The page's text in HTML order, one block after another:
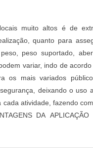
muito altos é de
quanto para
peso suportado,
variar, indo de acordo
os mais variados
deixando o uso
atividade, fazendo
DA APLICAÇÃO
em substratos, ou
locais internos e